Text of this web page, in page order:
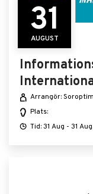
31
AUGUST
Arrangör:
Plats:
Tid: 31 Aug - 31